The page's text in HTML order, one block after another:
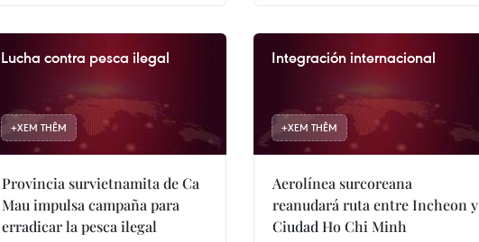
Lucha contra pesca ilegal
+XEM THÊM
Provincia survietnamita de Ca
Mau impulsa campaña para
erradicar la pesca ilegal
Integración internacional
+XEM THÊM
Aerolínea surcoreana
reanudará ruta entre Incheon y
Ciudad Ho Chi Minh